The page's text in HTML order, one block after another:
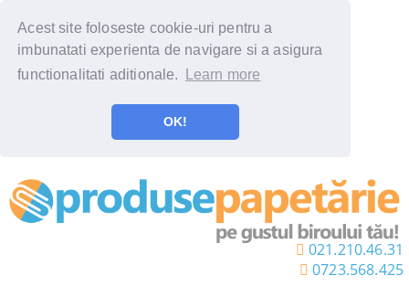
Acest site foloseste cookie-uri pentru a
imbunatati experienta de navigare si a asigura
functionalitati aditionale.
Learn more
OK!
021.210.46.31
0723.568.425